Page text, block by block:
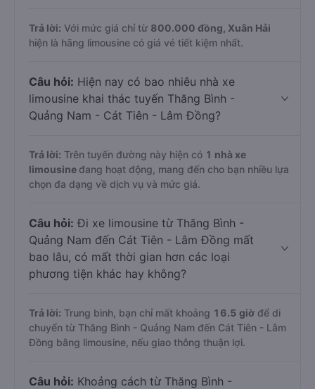
Trả lời: Với mức giá chỉ từ 800.000 đồng, Xuân Hải
hiện là hãng limousine có giá vé tiết kiệm nhất.
Câu hỏi: Hiện nay có bao nhiêu nhà xe
limousine khai thác tuyến Thăng Bình -
Quảng Nam - Cát Tiên - Lâm Đồng?
Trả lời: Trên tuyến đường này hiện có 1 nhà xe
limousine đang hoạt động, mang đến cho bạn nhiều lựa
chọn đa dạng về dịch vụ và mức giá.
Câu hỏi: Đi xe limousine từ Thăng Bình -
Quảng Nam đến Cát Tiên - Lâm Đồng mất
bao lâu, có mất thời gian hơn các loại
phương tiện khác hay không?
Trả lời: Trung bình, bạn chỉ mất khoảng 16.5 giờ để di
chuyển từ Thăng Bình - Quảng Nam đến Cát Tiên - Lâm
Đồng bằng limousine, nếu giao thông thuận lợi.
Câu hỏi: Khoảng cách từ Thăng Bình -